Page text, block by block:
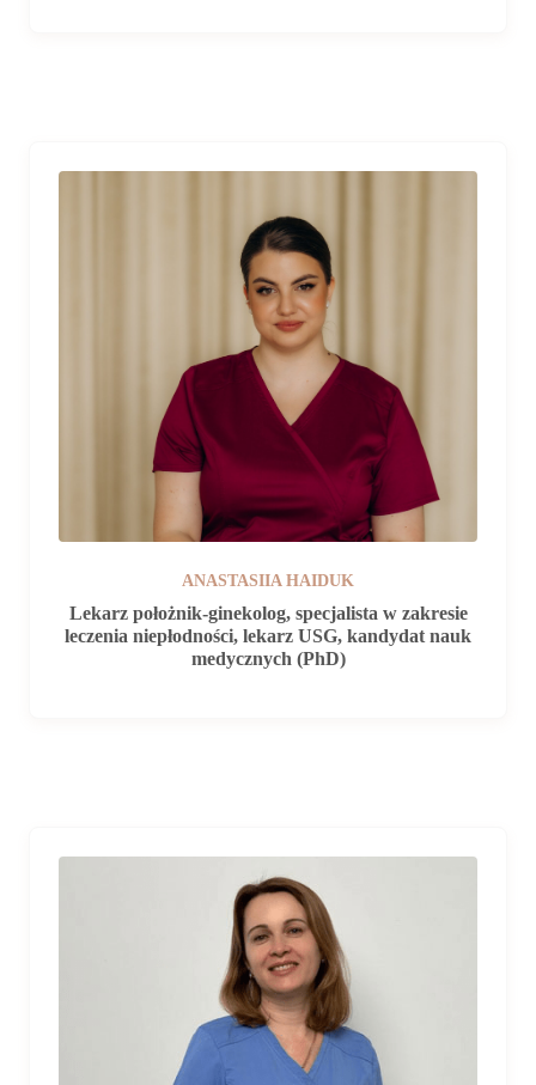
ANASTASIIA HAIDUK
Lekarz położnik-ginekolog, specjalista w zakresie
leczenia niepłodności, lekarz USG, kandydat nauk
medycznych (PhD)